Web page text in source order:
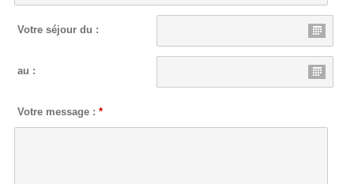
Votre séjour du :
au :
Votre message :*